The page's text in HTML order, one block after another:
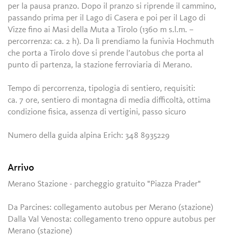
per la pausa pranzo. Dopo il pranzo si riprende il cammino,
passando prima per il Lago di Casera e poi per il Lago di
Vizze fino ai Masi della Muta a Tirolo (1360 m s.l.m. –
percorrenza: ca. 2 h). Da lì prendiamo la funivia Hochmuth
che porta a Tirolo dove si prende l’autobus che porta al
punto di partenza, la stazione ferroviaria di Merano.
Tempo di percorrenza, tipologia di sentiero, requisiti:
ca. 7 ore, sentiero di montagna di media difficoltà, ottima
condizione fisica, assenza di vertigini, passo sicuro
Numero della guida alpina Erich: 348 8935229
Arrivo
Merano Stazione - parcheggio gratuito "Piazza Prader"
Da Parcines: collegamento autobus per Merano (stazione)
Dalla Val Venosta: collegamento treno oppure autobus per
Merano (stazione)